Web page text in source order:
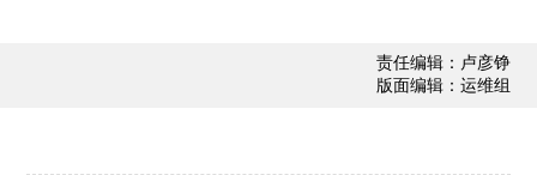
责任编辑：卢彦铮
版面编辑：运维组